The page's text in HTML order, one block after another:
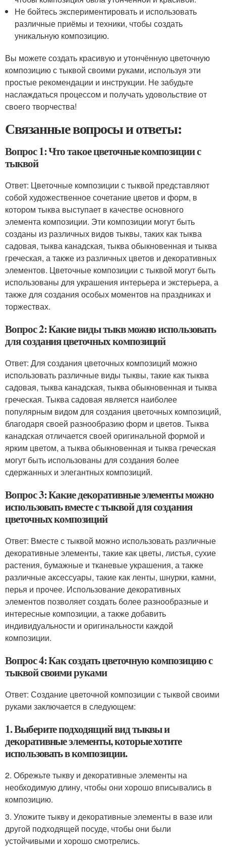
Не бойтесь экспериментировать и использовать
различные приёмы и техники, чтобы создать
уникальную композицию.
Вы можете создать красивую и утончённую цветочную
композицию с тыквой своими руками, используя эти
простые рекомендации и инструкции. Не забудьте
наслаждаться процессом и получать удовольствие от
своего творчества!
Связанные вопросы и ответы:
Вопрос 1: Что такое цветочные композиции с
тыквой
Ответ: Цветочные композиции с тыквой представляют
собой художественное сочетание цветов и форм, в
котором тыква выступает в качестве основного
элемента композиции. Эти композиции могут быть
созданы из различных видов тыквы, таких как тыква
садовая, тыква канадская, тыква обыкновенная и тыква
греческая, а также из различных цветов и декоративных
элементов. Цветочные композиции с тыквой могут быть
использованы для украшения интерьера и экстерьера, а
также для создания особых моментов на праздниках и
торжествах.
Вопрос 2: Какие виды тыкв можно использовать
для создания цветочных композиций
Ответ: Для создания цветочных композиций можно
использовать различные виды тыквы, такие как тыква
садовая, тыква канадская, тыква обыкновенная и тыква
греческая. Тыква садовая является наиболее
популярным видом для создания цветочных композиций,
благодаря своей разнообразию форм и цветов. Тыква
канадская отличается своей оригинальной формой и
ярким цветом, а тыква обыкновенная и тыква греческая
могут быть использованы для создания более
сдержанных и элегантных композиций.
Вопрос 3: Какие декоративные элементы можно
использовать вместе с тыквой для создания
цветочных композиций
Ответ: Вместе с тыквой можно использовать различные
декоративные элементы, такие как цветы, листья, сухие
растения, бумажные и тканевые украшения, а также
различные аксессуары, такие как ленты, шнурки, камни,
перья и прочее. Использование декоративных
элементов позволяет создать более разнообразные и
интересные композиции, а также добавить
индивидуальности и оригинальности каждой
композиции.
Вопрос 4: Как создать цветочную композицию с
тыквой своими руками
Ответ: Создание цветочной композиции с тыквой своими
руками заключается в следующем:
1. Выберите подходящий вид тыквы и
декоративные элементы, которые хотите
использовать в композиции.
2. Обрежьте тыкву и декоративные элементы на
необходимую длину, чтобы они хорошо вписывались в
композицию.
3. Уложите тыкву и декоративные элементы в вазе или
другой подходящей посуде, чтобы они были
устойчивыми и хорошо смотрелись.